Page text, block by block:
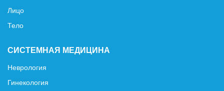
Лицо
Тело
СИСТЕМНАЯ МЕДИЦИНА
Неврология
Гинекология